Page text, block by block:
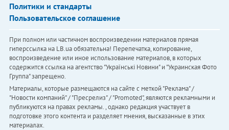
Политики и стандарты
Пользовательское соглашение
При полном или частичном воспроизведении материалов прямая
гиперссылка на LB.ua обязательна! Перепечатка, копирование,
воспроизведение или иное использование материалов, в которых
содержится ссылка на агентство "Українськi Новини" и "Украинская Фото
Группа" запрещено.
Материалы, которые размещаются на сайте с меткой "Реклама" /
"Новости компаний" / "Пресрелиз" / "Promoted", являются рекламными и
публикуются на правах рекламы. , однако редакция участвует в
подготовке этого контента и разделяет мнения, высказанные в этих
материалах.